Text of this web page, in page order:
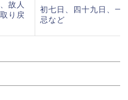
故人
り戻
初七日、四十九日、一周
忌など